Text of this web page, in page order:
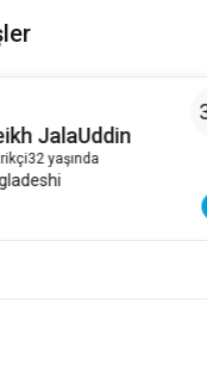
JalaUddin
32 yaşında